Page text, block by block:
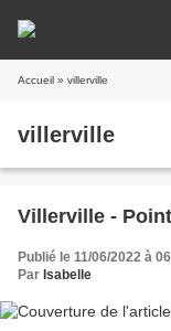
Accueil » villerville
villerville
Villerville -
Publié le 11/06/2022 à
Par Isabelle